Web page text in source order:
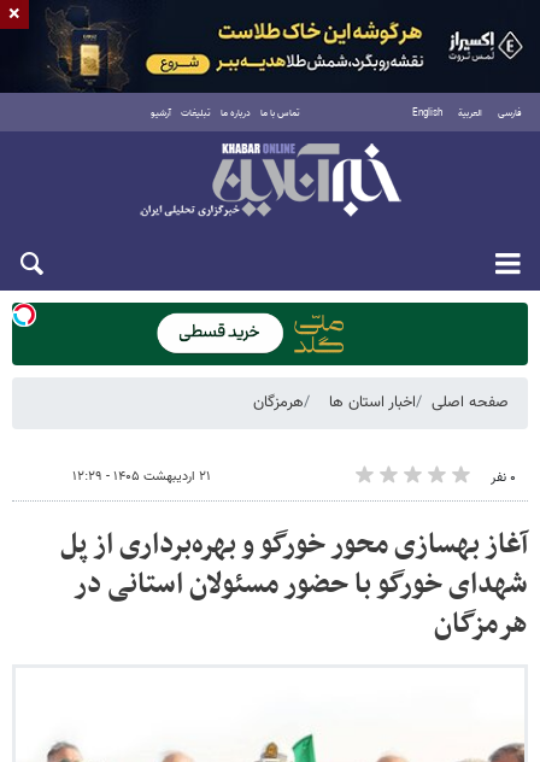
فارسی العربية English تماس با ما درباره ما تبلیغات آرشیو
یکشنبه ۱۸ مرداد ۱۴۰۵
صفحه اصلی اخبار استان ها هرمزگان
۰ نفر ۲۱ اردیبهشت ۱۴۰۵ - ۱۲:۲۹
آغاز بهسازی محور خورگو و بهره‌برداری از پل
شهدای خورگو با حضور مسئولان استانی در
هرمزگان
×